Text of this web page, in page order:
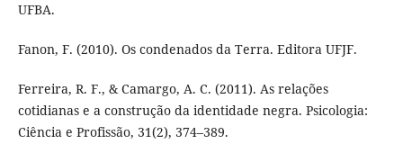
UFBA.
Fanon, F. (2010). Os condenados da Terra. Editora UFJF.
Ferreira, R. F., & Camargo, A. C. (2011). As relações
cotidianas e a construção da identidade negra. Psicologia:
Ciência e Profissão, 31(2), 374–389.